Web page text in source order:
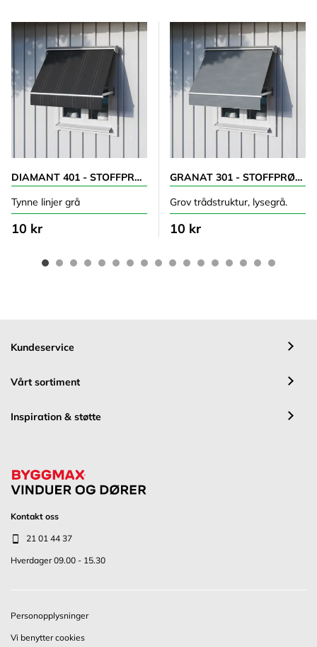
DIAMANT 401 - STOFFPRØVE
Tynne linjer grå
10 kr
GRANAT 301 - STOFFPRØVE
Grov trådstruktur, lysegrå.
10 kr
Kundeservice
Vårt sortiment
Inspiration & støtte
Kontakt oss
21 01 44 37
Hverdager 09.00 - 15.30
Personopplysninger
Vi benytter cookies